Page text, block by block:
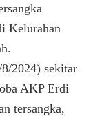
Disita
Kelurahan
2024) sekitar
AKP Erdi
tersangka,